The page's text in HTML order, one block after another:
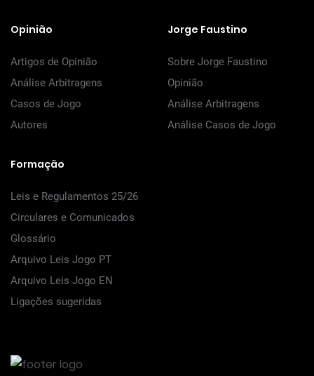
Opinião
Artigos de Opinião
Análise Arbitragens
Casos de Jogo
Autores
Jorge Faustino
Sobre Jorge Faustino
Opinião
Análise Arbitragens
Análise Casos de Jogo
Formação
Leis e Regulamentos 25/26
Circulares e Comunicados
Glossário
Arquivo Leis Jogo PT
Arquivo Leis Jogo EN
Ligações sugeridas